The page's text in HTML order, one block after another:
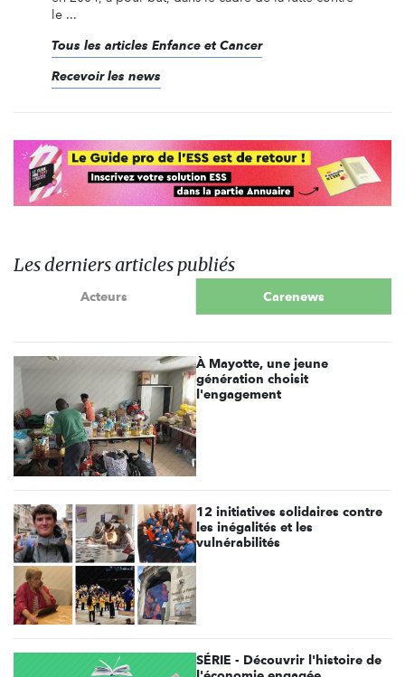
le ...
Tous les articles Enfance et Cancer
Recevoir les news
Les derniers articles publiés
Acteurs Carenews
À Mayotte, une jeune
génération choisit
l'engagement
12 initiatives solidaires contre
les inégalités et les
vulnérabilités
SÉRIE - Découvrir l'histoire de